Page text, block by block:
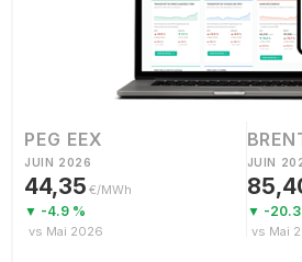
PEG EEX
JUIN 2026
44,35 €/MWh
▼ -4.9 %
vs Mai 2026
JUIN
▼ -20.3
vs Mai